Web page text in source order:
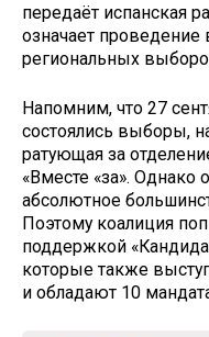
передаёт испанская
означает
региональных
Напомним, что 27
состоялись выборы,
ратующая за
«Вместе «за». Однако
абсолютное
Поэтому коалиция
поддержкой
которые также
и обладают 10